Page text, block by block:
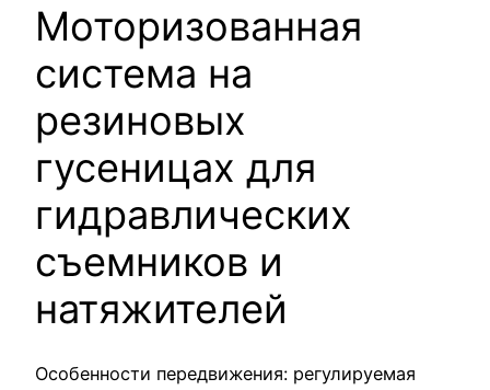
Моторизованная
система на
резиновых
гусеницах для
гидравлических
съемников и
натяжителей
Особенности передвижения: регулируемая